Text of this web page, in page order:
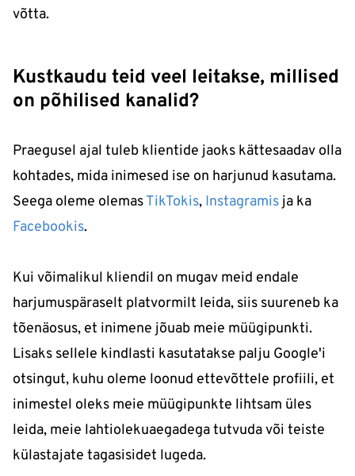
võtta.
Kustkaudu teid veel leitakse, millised
on põhilised kanalid?
Praegusel ajal tuleb klientide jaoks kättesaadav olla
kohtades, mida inimesed ise on harjunud kasutama.
Seega oleme olemasTikTokis, Instagramis ja ka
Facebookis.
Kui võimalikul kliendil on mugav meid endale
harjumuspäraselt platvormilt leida, siis suureneb ka
tõenäosus, et inimene jõuab meie müügipunkti.
Lisaks sellele kindlasti kasutatakse palju Google'i
otsingut, kuhu oleme loonud ettevõttele profiili, et
inimestel oleks meie müügipunkte lihtsam üles
leida, meie lahtiolekuaegadega tutvuda või teiste
külastajate tagasisidet lugeda.